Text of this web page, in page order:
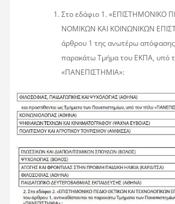
Στο εδάφιο 1. «ΕΠΙΣΤΗΜΟΝΙΚΟ
ΝΟΜΙΚΩΝ ΚΑΙ ΚΟΙΝΩΝΙΚΩΝ
άρθρου 1 της ανωτέρω απόφασης,
παρακάτω Τμήμα του ΕΚΠΑ, υπό
«ΠΑΝΕΠΙΣΤΗΜΙΑ»: